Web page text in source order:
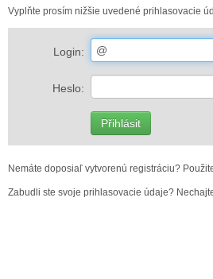
Vyplňte prosím nižšie uvedené prihlasovacie
Login:
Heslo:
Nemáte doposiaľ vytvorenú registráciu?
Zabudli ste svoje prihlasovacie údaje?